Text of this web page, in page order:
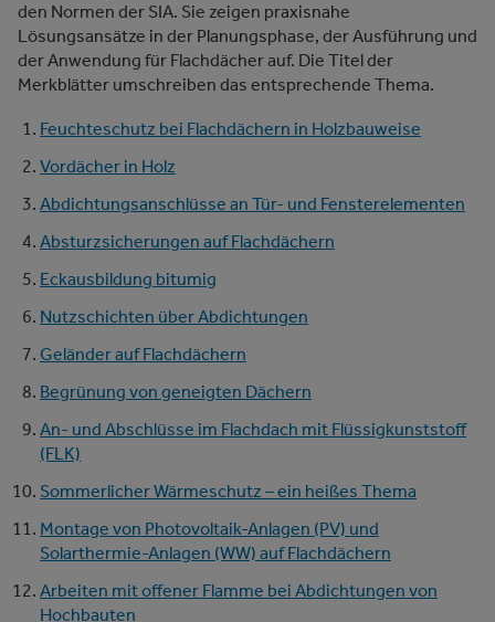
den Normen der SIA. Sie zeigen praxisnahe
Lösungsansätze in der Planungsphase, der Ausführung und
der Anwendung für Flachdächer auf. Die Titel der
Merkblätter umschreiben das entsprechende Thema.
Feuchteschutz bei Flachdächern in Holzbauweise
Vordächer in Holz
Abdichtungsanschlüsse an Tür- und Fensterelementen
Absturzsicherungen auf Flachdächern
Eckausbildung bitumig
Nutzschichten über Abdichtungen
Geländer auf Flachdächern
Begrünung von geneigten Dächern
An- und Abschlüsse im Flachdach mit Flüssigkunststoff
(FLK)
Sommerlicher Wärmeschutz – ein heißes Thema
Montage von Photovoltaik-Anlagen (PV) und
Solarthermie-Anlagen (WW) auf Flachdächern
Arbeiten mit offener Flamme bei Abdichtungen von
Hochbauten